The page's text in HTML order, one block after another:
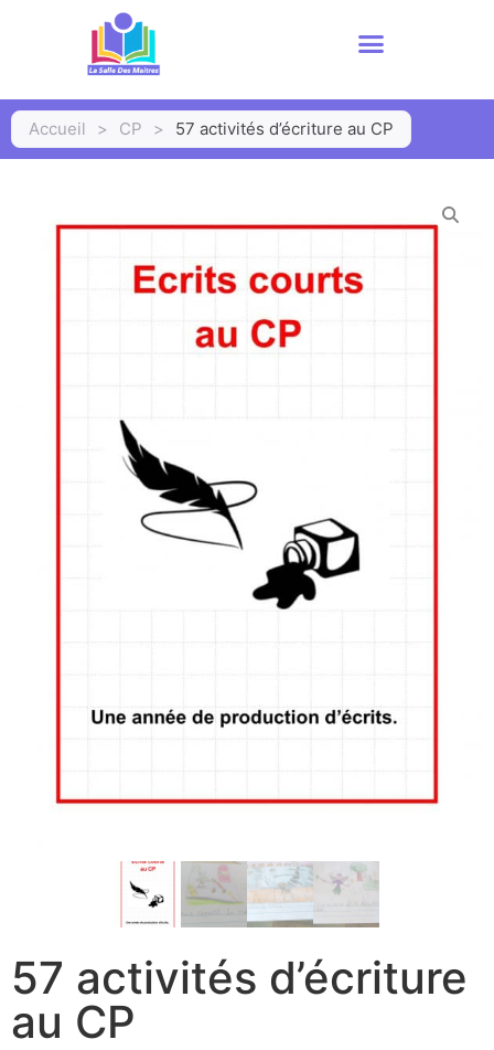
Accueil > CP > 57 activités d’écriture au CP
57 activités d’écriture
au CP